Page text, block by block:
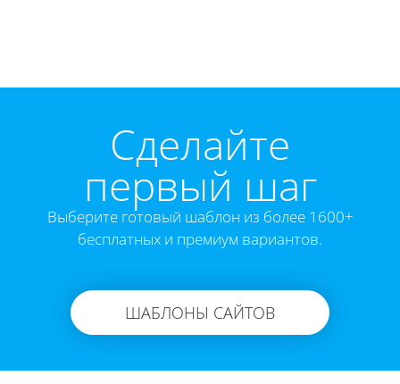
Cделайте
первый шаг
Выберите готовый шаблон из более 1600+
бесплатных и премиум вариантов.
ШАБЛОНЫ САЙТОВ